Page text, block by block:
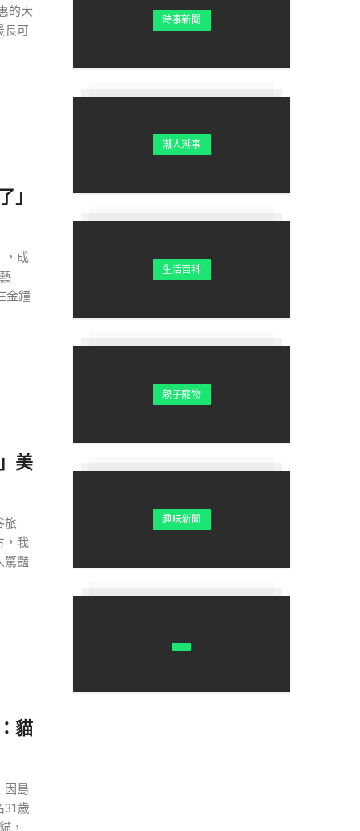
的大
長可
」
，成
金鐘
美
旅
，我
驚豔
貓
因島
31歲
，
時事新聞
潮人潮事
生活百科
親子寵物
趣味新聞